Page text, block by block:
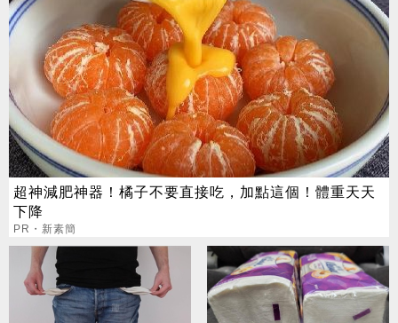
超神減肥神器！橘子不要直接吃，加點這個！體重天天
下降
PR・新素簡